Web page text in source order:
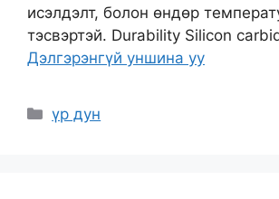
исэлдэлт, болон өндөр
тэсвэртэй. Durability Silicon
Дэлгэрэнгүй уншина уу
Ангилал
үр дун